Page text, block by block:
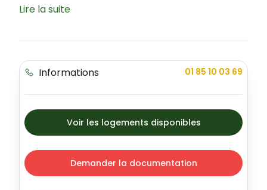
d'avantages fiscaux tels les dispositifs PTZ, pour
réduite de 5,5% pour optimiser votre budget.
investissement locatif sécurisé, cette résidence
moderne, élégante et bien équipée offre
différents types d'appartements pour répondre
aux besoins de chaque futur habitant.
MANUFACTURE, un emplacement premium
dans la ville du Petit-Quevilly
Vivre au cœur du Petit-Quevilly, c'est profiter
d'une vie urbaine dynamique, avec un accès
Lire la suite
Informations 01 85 10 03 69
Voir les logements disponibles
Demander la documentation